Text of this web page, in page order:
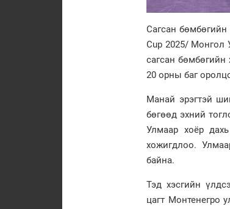
Сагсан бөмбөгийн
Cup 2025/ Монгол
сагсан
20 орны баг
Манай эрэгтэй
бөгөөд эхний
Улмаар хоёр
хожигдлоо.
байна.
Тэд хэсгийн
цагт Монтенегро